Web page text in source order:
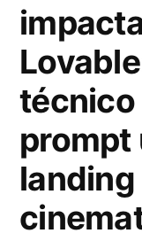
:
técnico
prompt